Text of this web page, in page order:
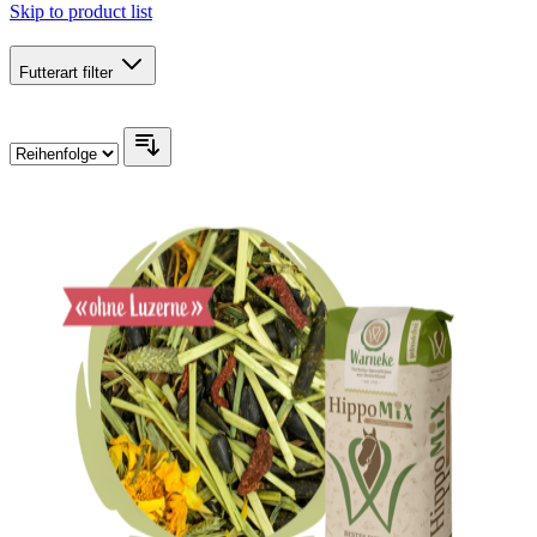
Skip to product list
Futterart filter